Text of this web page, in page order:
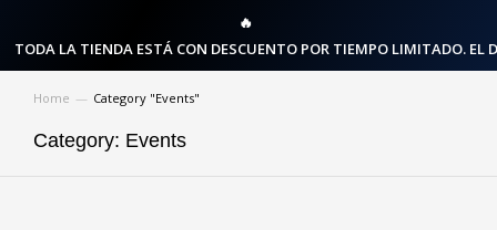
🔥
TODA LA TIENDA ESTÁ CON DESCUENTO POR TIEMPO LIMITADO. EL
You are here:
Home Category "Events"
Category: Events